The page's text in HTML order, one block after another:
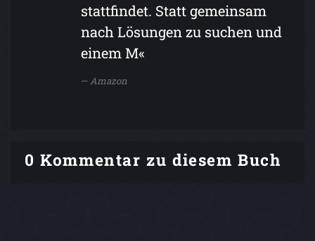
stattfindet. Statt gemeinsam
nach Lösungen zu suchen und
einem M«
Amazon
0 Kommentar zu diesem Buch